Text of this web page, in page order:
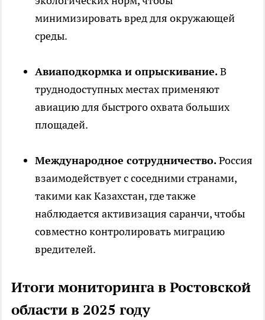
минимизировать вред для окружающей
среды.
Авиаподкормка и опрыскивание.В
труднодоступных местах применяют
авиацию для быстрого охвата больших
площадей.
Международное сотрудничество.Россия
взаимодействует с соседними странами,
такими как Казахстан, где также
наблюдается активизация саранчи, чтобы
совместно контролировать миграцию
вредителей.
Итоги мониторинга в Ростовской
области в 2025 году